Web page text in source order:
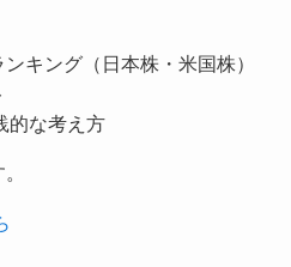
キング（日本株・米国株）
的な考え方